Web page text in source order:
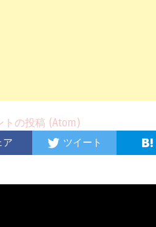
トの投稿 (Atom)
ア ツイート